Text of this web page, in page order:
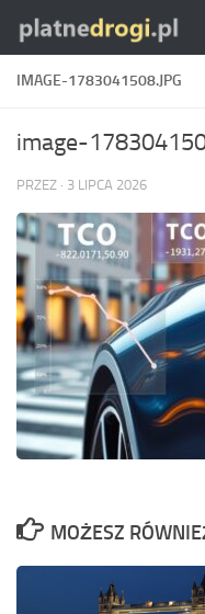
Skip to content
IMAGE-1783041508.JPG
image-
PRZEZ · 3 LIPCA 2026
MOŻESZ